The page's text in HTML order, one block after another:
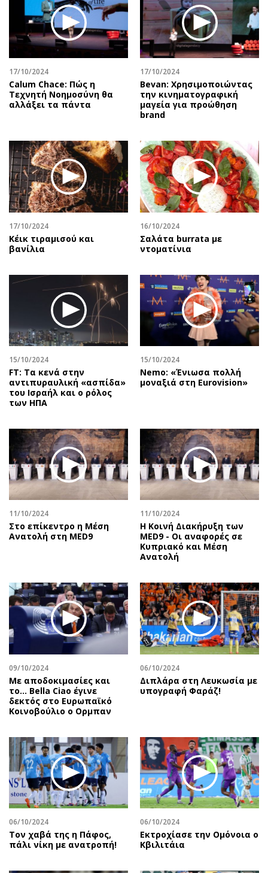
17/10/2024
Calum Chace: Πώς η
Τεχνητή Νοημοσύνη θα
αλλάξει τα πάντα
17/10/2024
Bevan: Χρησιμοποιώντας
την κινηματογραφική
μαγεία για προώθηση
brand
17/10/2024
Κέικ τιραμισού και
βανίλια
16/10/2024
Σαλάτα burrata με
ντοματίνια
15/10/2024
FT: Tα κενά στην
αντιπυραυλική «ασπίδα»
του Ισραήλ και ο ρόλος
των ΗΠΑ
15/10/2024
Nemo: «Ένιωσα πολλή
μοναξιά στη Eurovision»
11/10/2024
Στο επίκεντρο η Μέση
Ανατολή στη MED9
11/10/2024
Η Κοινή Διακήρυξη των
MED9 - Οι αναφορές σε
Κυπριακό και Μέση
Ανατολή
09/10/2024
Με αποδοκιμασίες και
το… Bella Ciao έγινε
δεκτός στο Ευρωπαϊκό
Κοινοβούλιο ο Ορμπαν
06/10/2024
Διπλάρα στη Λευκωσία με
υπογραφή Φαράζ!
06/10/2024
Τον χαβά της η Πάφος,
πάλι νίκη με ανατροπή!
06/10/2024
Εκτροχίασε την Ομόνοια ο
Κβιλιτάια